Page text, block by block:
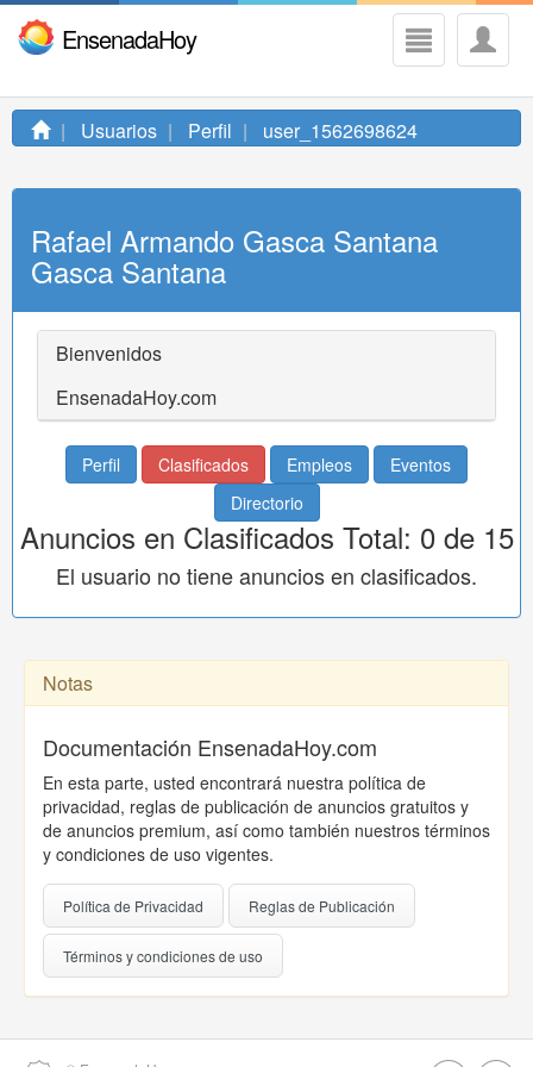
EnsenadaHoy
Usuarios Perfil user_1562698624
Rafael Armando Gasca Santana
Gasca Santana
Bienvenidos
EnsenadaHoy.com
Perfil Clasificados Empleos
Eventos
Directorio
Anuncios en Clasificados Total: 0 de 15
El usuario no tiene anuncios en clasificados.
Notas
Documentación EnsenadaHoy.com
En esta parte, usted encontrará nuestra política de
privacidad, reglas de publicación de anuncios gratuitos y
de anuncios premium, así como también nuestros términos
y condiciones de uso vigentes.
Política de Privacidad Reglas de Publicación
Términos y condiciones de uso